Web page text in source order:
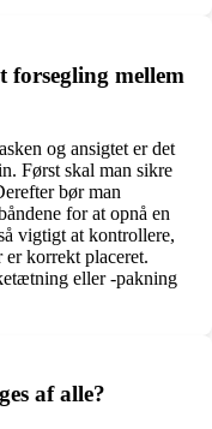
mellem
og ansigtet er det
Først skal man sikre
bør man
for at opnå en
vigtigt at kontrollere,
korrekt placeret.
eller -pakning
af alle?